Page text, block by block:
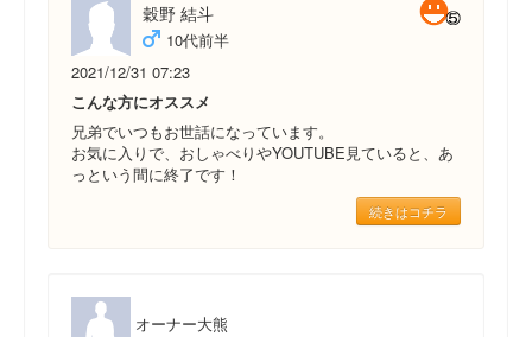
穀野 結斗
10代前半
2021/12/31 07:23
こんな方にオススメ
兄弟でいつもお世話になっています。
お気に入りで、おしゃべりやYOUTUBE見ていると、あ
っという間に終了です！
続きはコチラ
オーナー大熊